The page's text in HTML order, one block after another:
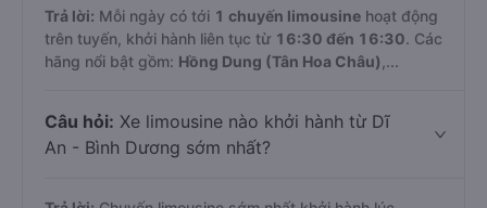
Trả lời: Mỗi ngày có tới 1 chuyến limousine hoạt động
trên tuyến, khởi hành liên tục từ 16:30 đến 16:30. Các
hãng nổi bật gồm: Hồng Dung (Tân Hoa Châu) ,...
Câu hỏi: Xe limousine nào khởi hành từ Dĩ
An - Bình Dương sớm nhất?